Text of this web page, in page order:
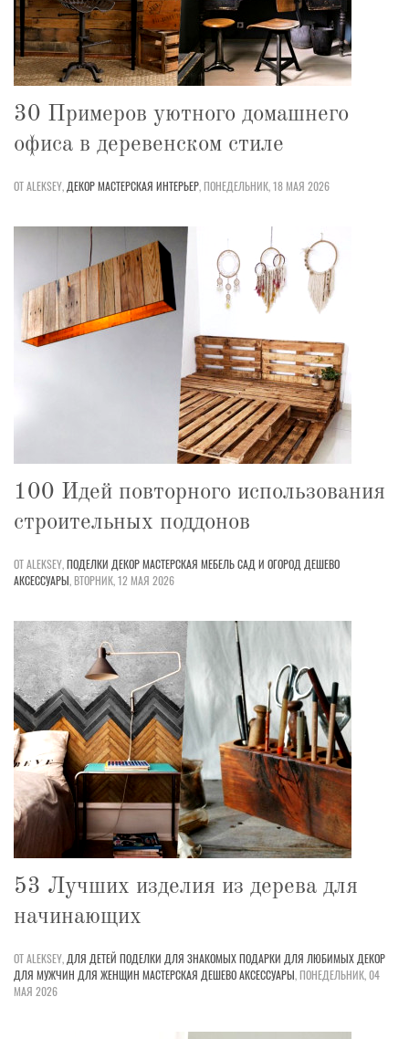
30 Примеров уютного домашнего
офиса в деревенском стиле
ОТ ALEKSEY, ДЕКОРМАСТЕРСКАЯ ИНТЕРЬЕР,ПОНЕДЕЛЬНИК, 18 МАЯ 2026
100 Идей повторного использования
строительных поддонов
ОТ ALEKSEY,ПОДЕЛКИ ДЕКОРМАСТЕРСКАЯ МЕБЕЛЬСАД И ОГОРОД ДЕШЕВО
АКСЕССУАРЫ,ВТОРНИК, 12 МАЯ 2026
53 Лучших изделия из дерева для
начинающих
ОТ ALEKSEY, ДЛЯ ДЕТЕЙ ПОДЕЛКИ ДЛЯ ЗНАКОМЫХПОДАРКИ ДЛЯ ЛЮБИМЫХ ДЕКОР
ДЛЯ МУЖЧИН ДЛЯ ЖЕНЩИН МАСТЕРСКАЯ ДЕШЕВОАКСЕССУАРЫ,ПОНЕДЕЛЬНИК, 04
МАЯ 2026